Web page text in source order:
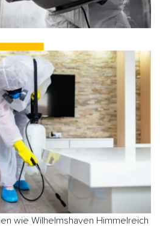
wie Wilhelmshaven Himmelreich